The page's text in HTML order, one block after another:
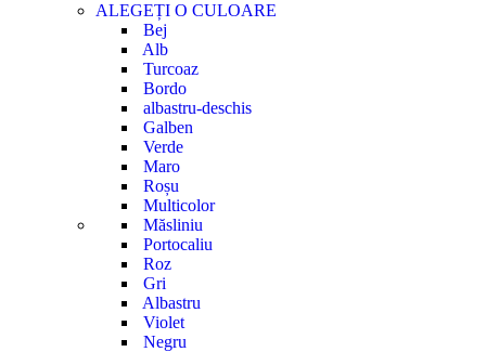
ALEGEȚI O CULOARE
Bej
Alb
Turcoaz
Bordo
albastru-deschis
Galben
Verde
Maro
Roșu
Multicolor
Măsliniu
Portocaliu
Roz
Gri
Albastru
Violet
Negru